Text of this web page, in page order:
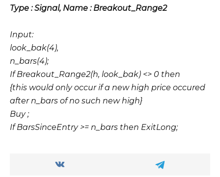
Type : Signal, Name : Breakout_Range2
Input:
look_bak(4),
n_bars(4);
If Breakout_Range2(h, look_bak) <> 0 then
{this would only occur if a new high price occured
after n_bars of no such new high}
Buy ;
If BarsSinceEntry >= n_bars then ExitLong;